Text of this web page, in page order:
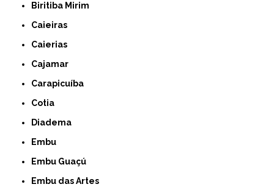
Biritiba Mirim
Caieiras
Caierias
Cajamar
Carapicuíba
Cotia
Diadema
Embu
Embu Guaçú
Embu das Artes